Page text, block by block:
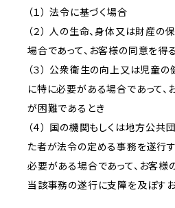
（１） 法令に基づく場合
（２） 人の生命、身体又は財産
場合であって、お客様の同意を得
（３） 公衆衛生の向上又は児童
に特に必要がある場合であって、
が困難であるとき
（４） 国の機関もしくは地方公
た者が法令の定める事務を遂行
必要がある場合であって、お客様
当該事務の遂行に支障を及ぼす